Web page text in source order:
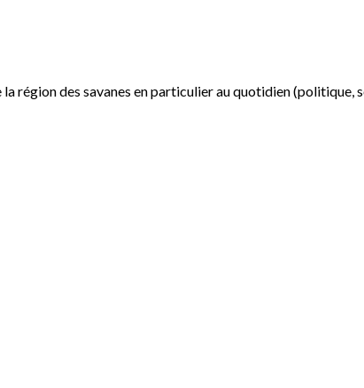
région des savanes en particulier au quotidien (politique,